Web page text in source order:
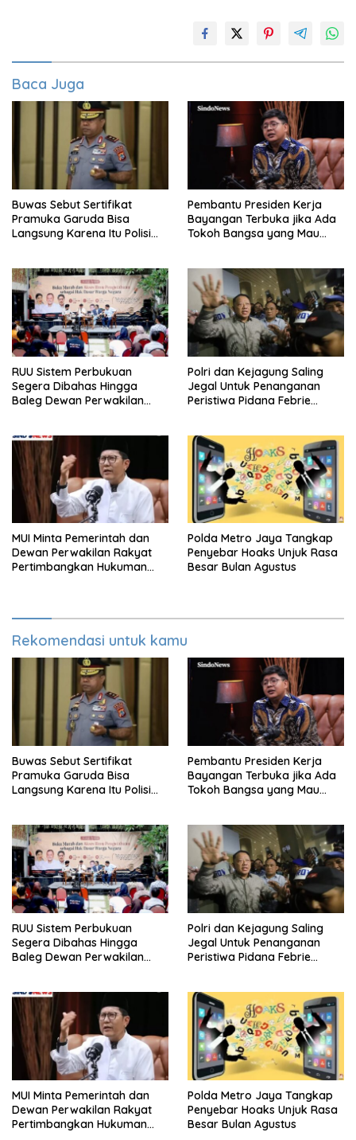
Baca Juga
Buwas Sebut Sertifikat
Pramuka Garuda Bisa
Langsung Karena Itu Polisi
Pembantu Presiden Kerja
Bayangan Terbuka jika Ada
Tokoh Bangsa yang Mau
RUU Sistem Perbukuan
Segera Dibahas Hingga
Baleg Dewan Perwakilan
Polri dan Kejagung Saling
Jegal Untuk Penanganan
Peristiwa Pidana Febrie
MUI Minta Pemerintah dan
Dewan Perwakilan Rakyat
Pertimbangkan Hukuman
Polda Metro Jaya Tangkap
Penyebar Hoaks Unjuk Rasa
Besar Bulan Agustus
Rekomendasi untuk kamu
Buwas Sebut Sertifikat
Pramuka Garuda Bisa
Langsung Karena Itu Polisi
Pembantu Presiden Kerja
Bayangan Terbuka jika Ada
Tokoh Bangsa yang Mau
RUU Sistem Perbukuan
Segera Dibahas Hingga
Baleg Dewan Perwakilan
Polri dan Kejagung Saling
Jegal Untuk Penanganan
Peristiwa Pidana Febrie
MUI Minta Pemerintah dan
Dewan Perwakilan Rakyat
Pertimbangkan Hukuman
Polda Metro Jaya Tangkap
Penyebar Hoaks Unjuk Rasa
Besar Bulan Agustus